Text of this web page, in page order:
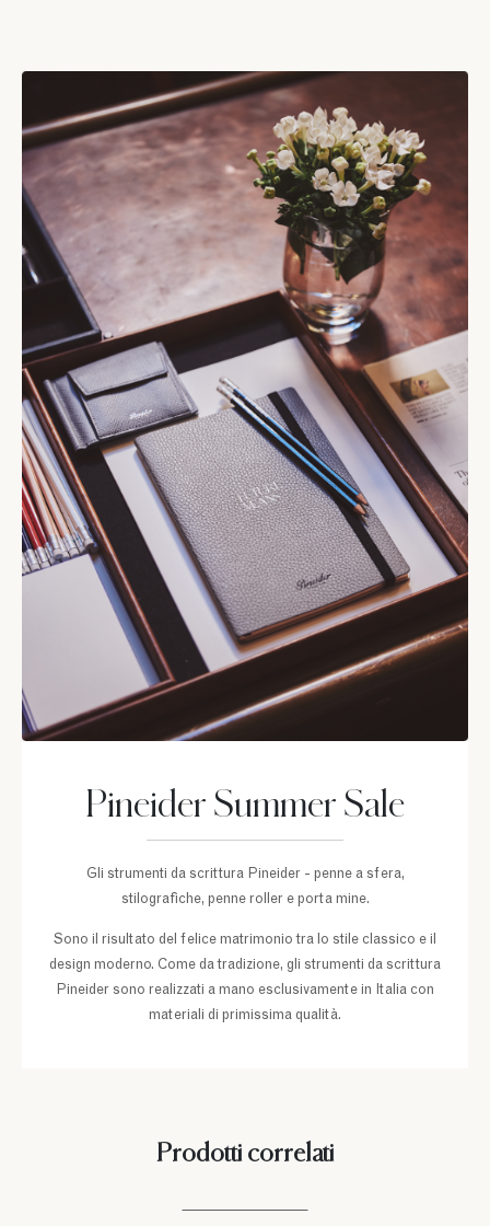
Pineider Summer Sale
Gli strumenti da scrittura Pineider - penne a sfera,
stilografiche, penne roller e porta mine.
Sono il risultato del felice matrimonio tra lo stile classico e il
design moderno. Come da tradizione, gli strumenti da scrittura
Pineider sono realizzati a mano esclusivamente in Italia con
materiali di primissima qualità.
Prodotti correlati